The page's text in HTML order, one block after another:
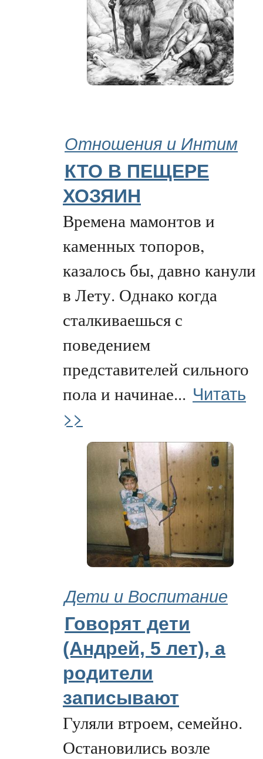
Отношения и Интим
КТО В ПЕЩЕРЕ
ХОЗЯИН
Времена мамонтов и
каменных топоров,
казалось бы, давно канули
в Лету. Однако когда
сталкиваешься с
поведением
представителей сильного
пола и начинае... Читать
>>
Дети и Воспитание
Говорят дети
(Андрей, 5 лет), а
родители
записывают
Гуляли втроем, семейно.
Остановились возле